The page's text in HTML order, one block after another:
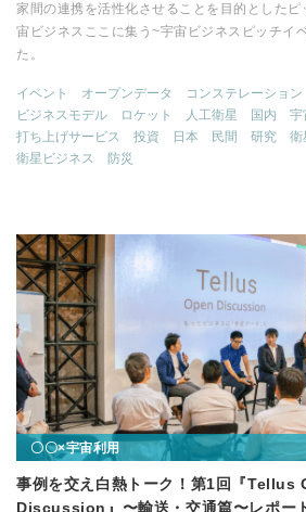
家間の連携を活性化させることを目的とした
宙ビジネスここに集う~宇宙ビジネスピッチイ
た。
イベント オープンデータ コンステレーション
ビジネスモデル
ロケット 人工衛星 国内
宇
打ち上げサービス
投資 日本 民間 研究 衛
衛星ビジネス
防災
〇〇×宇宙利用
事例を交え白熱トーク！第1回『Tellus
Discussion』〜輸送・交通篇〜レポー